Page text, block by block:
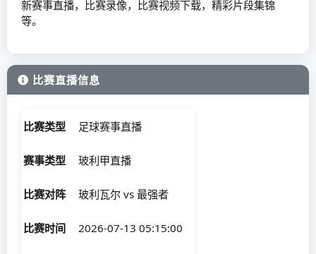
新赛事直播，比赛录像，比赛视频下载，精彩片段集锦
等。
比赛直播信息
比赛类型 足球赛事直播
赛事类型 玻利甲直播
比赛对阵 玻利瓦尔 vs 最强者
比赛时间 2026-07-13 05:15:00